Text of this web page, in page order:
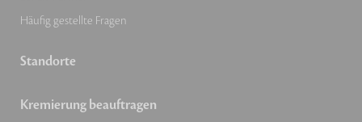
Häufig gestellte Fragen
Standorte
Kremierung beauftragen